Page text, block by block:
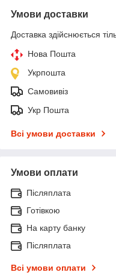
Умови доставки
Доставка здійснюється
Нова Пошта
Укрпошта
Самовивіз
Укр Пошта
Всі умови доставки
Умови оплати
Післяплата
Готівкою
На карту банку
Післяплата
Всі умови оплати